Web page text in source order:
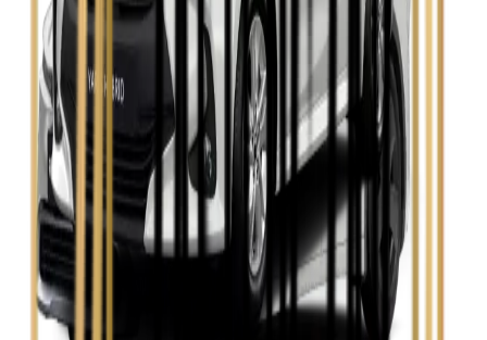
Skoda Kamiq
Zobacz
Skoda Octavia
Zobacz
Toyota Avensis
Zobacz
Toyota Camry
Zobacz